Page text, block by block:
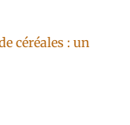
céréales : un